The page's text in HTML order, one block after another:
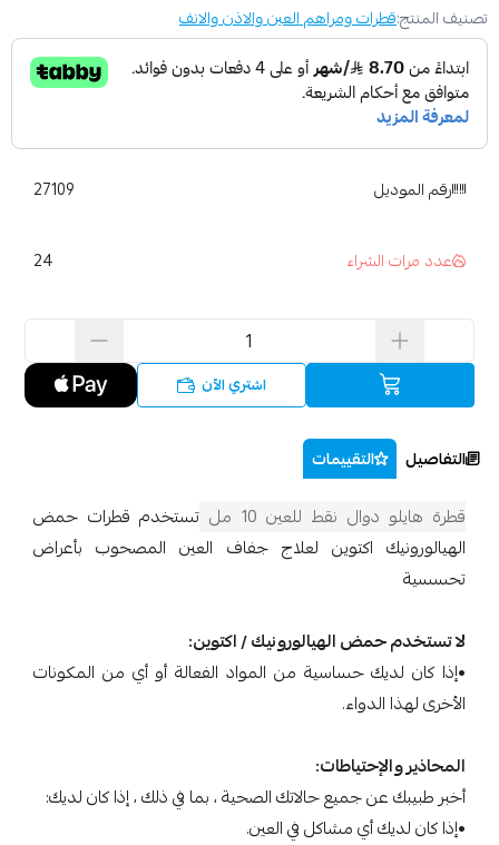
تصنيف المنتج:قطرات ومراهم العين والاذن والانف
رقم الموديل 27109
عدد مرات الشراء 24
اشتري الآن
التفاصيل التقييمات
قطرة هايلو دوال نقط للعين 10 مل
تستخدم قطرات حمض
الهيالورونيك اكتوين لعلاج جفاف العين المصحوب بأعراض
تحسسية
لا تستخدم حمض الهيالورونيك / اكتوين:
•إذا كان لديك حساسية من المواد الفعالة أو أي من المكونات
الأخرى لهذا الدواء.
المحاذير والإحتياطات:
أخبر طبيبك عن جميع حالاتك الصحية ، بما في ذلك ، إذا كان لديك:
•إذا كان لديك أي مشاكل في العين.